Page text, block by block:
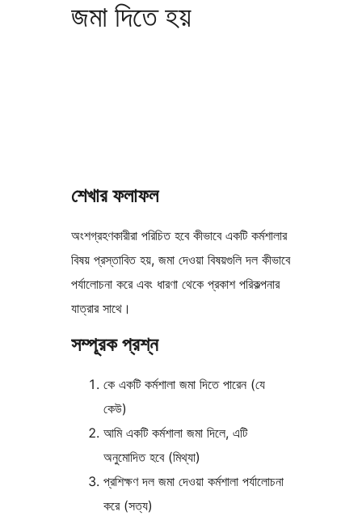
জমা দিতে হয়
শেখার ফলাফল
অংশগ্রহণকারীরা পরিচিত হবে কীভাবে একটি কর্মশালার
বিষয় প্রস্তাবিত হয়, জমা দেওয়া বিষয়গুলি দল কীভাবে
পর্যালোচনা করে এবং ধারণা থেকে প্রকাশ পরিকল্পনার
যাত্রার সাথে।
সম্পূরক প্রশ্ন
কে একটি কর্মশালা জমা দিতে পারেন (যে
কেউ)
আমি একটি কর্মশালা জমা দিলে, এটি
অনুমোদিত হবে (মিথ্যা)
প্রশিক্ষণ দল জমা দেওয়া কর্মশালা পর্যালোচনা
করে (সত্য)